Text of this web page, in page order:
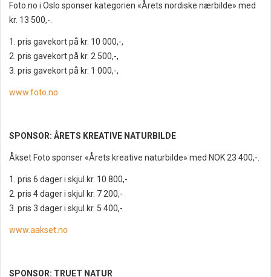
Foto.no i Oslo sponser kategorien «Årets nordiske nærbilde» med
kr. 13 500,-.
1. pris gavekort på kr. 10 000,-,
2. pris gavekort på kr. 2 500,-,
3. pris gavekort på kr. 1 000,-,
www.foto.no
SPONSOR: ÅRETS KREATIVE NATURBILDE
Åkset Foto sponser «Årets kreative naturbilde» med NOK 23 400,-.
1. pris 6 dager i skjul kr. 10 800,-
2. pris 4 dager i skjul kr. 7 200,-
3. pris 3 dager i skjul kr. 5 400,-
www.aakset.no
SPONSOR: TRUET NATUR